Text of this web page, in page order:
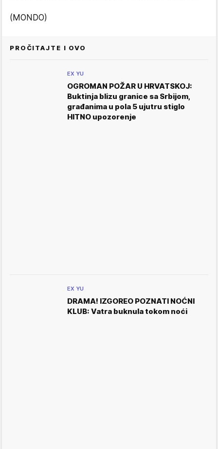
(MONDO)
PROČITAJTE I OVO
EX YU
OGROMAN POŽAR U HRVATSKOJ:
Buktinja blizu granice sa Srbijom,
građanima u pola 5 ujutru stiglo
HITNO upozorenje
EX YU
DRAMA! IZGOREO POZNATI NOĆNI
KLUB: Vatra buknula tokom noći